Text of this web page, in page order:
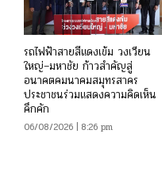
รถไฟฟ้าสายสีแดงเข้ม วงเวียน
ใหญ่–มหาชัย ก้าวสำคัญสู่
อนาคตคมนาคมสมุทรสาคร
ประชาชนร่วมแสดงความคิดเห็น
คึกคัก
06/08/2026 | 8:26 pm